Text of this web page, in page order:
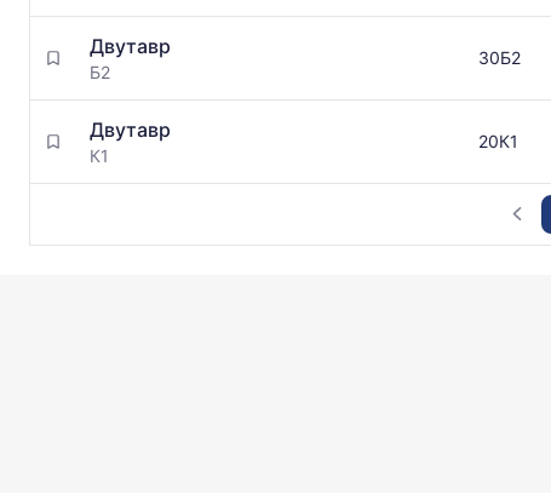
Двутавр
Б2
30Б2
Двутавр
К1
20К1